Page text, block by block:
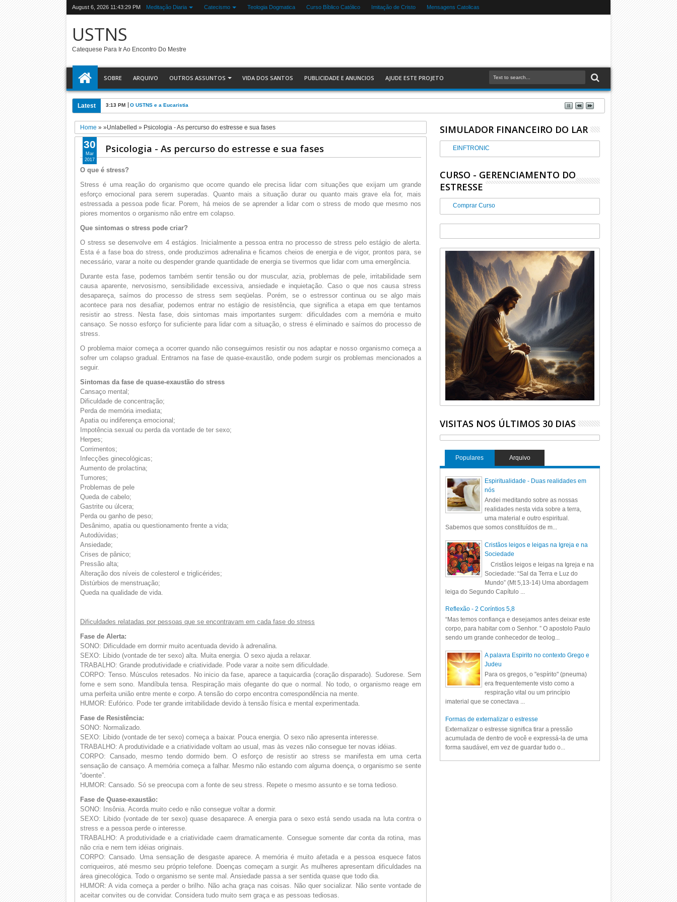
August 6, 2026 11:43:30 PM Meditação Diaria Catecismo Teologia Dogmatica Curso Bíblico Católico Imitação de Cristo Mensagens Catolicas
USTNS
Catequese Para Ir Ao Encontro Do Mestre
SOBRE ARQUIVO OUTROS ASSUNTOS VIDA DOS SANTOS PUBLICIDADE E ANUNCIOS AJUDE ESTE PROJETO
Latest 3:13 PM O USTNS e a Eucaristia
Home » »Unlabelled » Psicologia - As percurso do estresse e sua fases
Psicologia - As percurso do estresse e sua fases
O que é stress?
Stress é uma reação do organismo que ocorre quando ele precisa lidar com situações que exijam um grande
esforço emocional para serem superadas. Quanto mais a situação durar ou quanto mais grave ela for, mais
estressada a pessoa pode ficar. Porem, há meios de se aprender a lidar com o stress de modo que mesmo nos
piores momentos o organismo não entre em colapso.
Que sintomas o stress pode criar?
O stress se desenvolve em 4 estágios. Inicialmente a pessoa entra no processo de stress pelo estágio de alerta.
Esta é a fase boa do stress, onde produzimos adrenalina e ficamos cheios de energia e de vigor, prontos para, se
necessário, varar a noite ou despender grande quantidade de energia se tivermos que lidar com uma emergência.
Durante esta fase, podemos também sentir tensão ou dor muscular, azia, problemas de pele, irritabilidade sem
causa aparente, nervosismo, sensibilidade excessiva, ansiedade e inquietação. Caso o que nos causa stress
desapareça, saímos do processo de stress sem seqüelas. Porém, se o estressor continua ou se algo mais
acontece para nos desafiar, podemos entrar no estágio de resistência, que significa a etapa em que tentamos
resistir ao stress. Nesta fase, dois sintomas mais importantes surgem: dificuldades com a memória e muito
cansaço. Se nosso esforço for suficiente para lidar com a situação, o stress é eliminado e saímos do processo de
stress.
O problema maior começa a ocorrer quando não conseguimos resistir ou nos adaptar e nosso organismo começa a
sofrer um colapso gradual. Entramos na fase de quase-exaustão, onde podem surgir os problemas mencionados a
seguir.
Sintomas da fase de quase-exaustão do stress
Cansaço mental;
Dificuldade de concentração;
Perda de memória imediata;
Apatia ou indiferença emocional;
Impotência sexual ou perda da vontade de ter sexo;
Herpes;
Corrimentos;
Infecções ginecológicas;
Aumento de prolactina;
Tumores;
Problemas de pele
Queda de cabelo;
Gastrite ou úlcera;
Perda ou ganho de peso;
Desânimo, apatia ou questionamento frente a vida;
Autodúvidas;
Ansiedade;
Crises de pânico;
Pressão alta;
Alteração dos níveis de colesterol e triglicérides;
Distúrbios de menstruação;
Queda na qualidade de vida.
Dificuldades relatadas por pessoas que se encontravam em cada fase do stress
Fase de Alerta:
SONO: Dificuldade em dormir muito acentuada devido à adrenalina.
SEXO: Libido (vontade de ter sexo) alta. Muita energia. O sexo ajuda a relaxar.
TRABALHO: Grande produtividade e criatividade. Pode varar a noite sem dificuldade.
CORPO: Tenso. Músculos retesados. No inicio da fase, aparece a taquicardia (coração disparado). Sudorese. Sem
fome e sem sono. Mandíbula tensa. Respiração mais ofegante do que o normal. No todo, o organismo reage em
uma perfeita união entre mente e corpo. A tensão do corpo encontra correspondência na mente.
HUMOR: Eufórico. Pode ter grande irritabilidade devido à tensão física e mental experimentada.
Fase de Resistência:
SONO: Normalizado.
SEXO: Libido (vontade de ter sexo) começa a baixar. Pouca energia. O sexo não apresenta interesse.
TRABALHO: A produtividade e a criatividade voltam ao usual, mas às vezes não consegue ter novas idéias.
CORPO: Cansado, mesmo tendo dormido bem. O esforço de resistir ao stress se manifesta em uma certa
sensação de cansaço. A memória começa a falhar. Mesmo não estando com alguma doença, o organismo se sente
“doente”.
HUMOR: Cansado. Só se preocupa com a fonte de seu stress. Repete o mesmo assunto e se torna tedioso.
Fase de Quase-exaustão:
SONO: Insônia. Acorda muito cedo e não consegue voltar a dormir.
SEXO: Libido (vontade de ter sexo) quase desaparece. A energia para o sexo está sendo usada na luta contra o
stress e a pessoa perde o interesse.
TRABALHO: A produtividade e a criatividade caem dramaticamente. Consegue somente dar conta da rotina, mas
não cria e nem tem idéias originais.
CORPO: Cansado. Uma sensação de desgaste aparece. A memória é muito afetada e a pessoa esquece fatos
corriqueiros, até mesmo seu próprio telefone. Doenças começam a surgir. As mulheres apresentam dificuldades na
área ginecológica. Todo o organismo se sente mal. Ansiedade passa a ser sentida quase que todo dia.
HUMOR: A vida começa a perder o brilho. Não acha graça nas coisas. Não quer socializar. Não sente vontade de
aceitar convites ou de convidar. Considera tudo muito sem graça e as pessoas tediosas.
30
Mar
2017
SIMULADOR FINANCEIRO DO LAR
EINFTRONIC
CURSO - GERENCIAMENTO DO
ESTRESSE
Comprar Curso
VISITAS NOS ÚLTIMOS 30 DIAS
Populares Arquivo
Espiritualidade - Duas realidades em
nós
Andei meditando sobre as nossas
realidades nesta vida sobre a terra,
uma material e outro espiritual.
Sabemos que somos constituídos de m...
Cristãos leigos e leigas na Igreja e na
Sociedade
Cristãos leigos e leigas na Igreja e na
Sociedade: “Sal da Terra e Luz do
Mundo” (Mt 5,13-14) Uma abordagem
leiga do Segundo Capítulo ...
Reflexão - 2 Coríntios 5,8
“Mas temos confiança e desejamos antes deixar este
corpo, para habitar com o Senhor. ” O apostolo Paulo
sendo um grande conhecedor de teolog...
A palavra Espirito no contexto Grego e
Judeu
Para os gregos, o "espírito" (pneuma)
era frequentemente visto como a
respiração vital ou um princípio
imaterial que se conectava ...
Formas de externalizar o estresse
Externalizar o estresse significa tirar a pressão
acumulada de dentro de você e expressá-la de uma
forma saudável, em vez de guardar tudo o...